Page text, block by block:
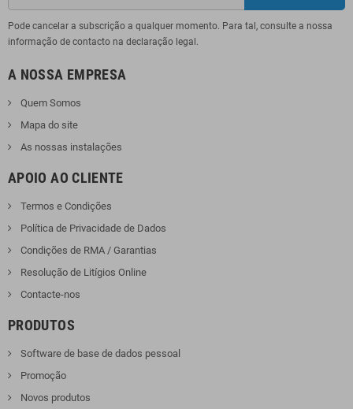
Pode cancelar a subscrição a qualquer momento. Para tal, consulte a nossa
informação de contacto na declaração legal.
A NOSSA EMPRESA
Quem Somos
Mapa do site
As nossas instalações
APOIO AO CLIENTE
Termos e Condições
Política de Privacidade de Dados
Condições de RMA / Garantias
Resolução de Litígios Online
Contacte-nos
PRODUTOS
Software de base de dados pessoal
Promoção
Novos produtos